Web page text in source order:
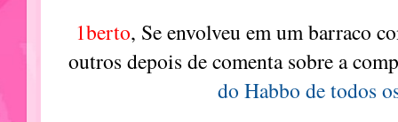
1berto, Se envolveu em um barraco
outros depois de comenta sobre a
do Habbo de todos